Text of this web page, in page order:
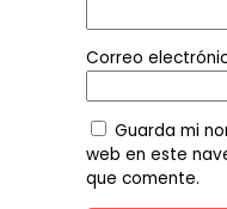
Correo
Guarda mi
web en este
que comente.